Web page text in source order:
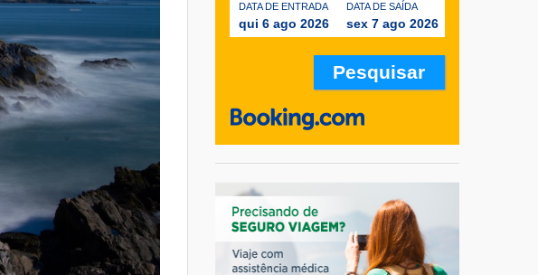
DATA DE ENTRADA
qui 6 ago 2026
DATA DE SAÍDA
sex 7 ago 2026